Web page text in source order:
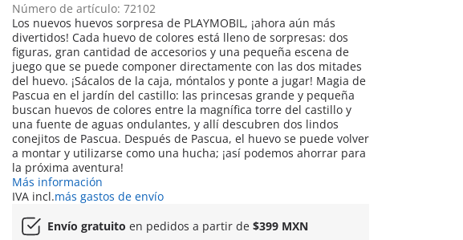
Número de artículo: 72102
Los nuevos huevos sorpresa de PLAYMOBIL, ¡ahora aún más
divertidos! Cada huevo de colores está lleno de sorpresas: dos
figuras, gran cantidad de accesorios y una pequeña escena de
juego que se puede componer directamente con las dos mitades
del huevo. ¡Sácalos de la caja, móntalos y ponte a jugar! Magia de
Pascua en el jardín del castillo: las princesas grande y pequeña
buscan huevos de colores entre la magnífica torre del castillo y
una fuente de aguas ondulantes, y allí descubren dos lindos
conejitos de Pascua. Después de Pascua, el huevo se puede volver
a montar y utilizarse como una hucha; ¡así podemos ahorrar para
la próxima aventura!
Más información
IVA incl.más gastos de envío
Envío gratuito en pedidos a partir de $399 MXN